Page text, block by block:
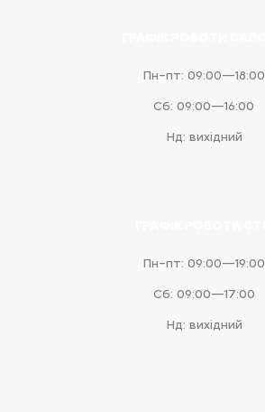
Пн–пт: 09:00—18:00
Сб: 09:00—16:00
Нд: вихідний
Пн–пт: 09:00—19:00
Сб: 09:00—17:00
Нд: вихідний